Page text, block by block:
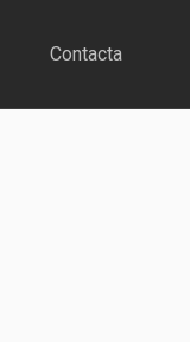
Contacta